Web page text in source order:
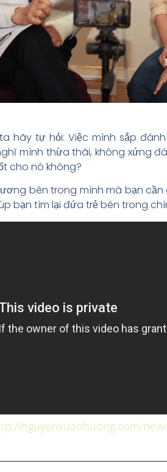
hãy tự hỏi: Việc mình sắp
mình thừa thãi, không xứng
cho nó không?
bên trong mình mà bạn
bạn tìm lại đứa trẻ bên trong
nguyenxuanhuong.com/